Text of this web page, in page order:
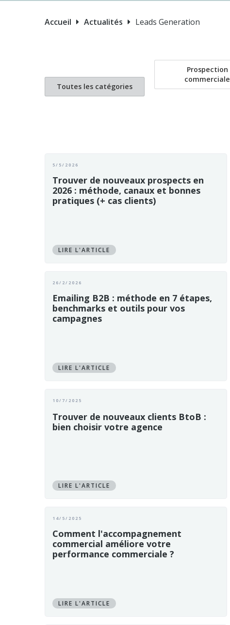
Accueil  Actualités  Leads Generation
Toutes les catégories
Prospection
commerciale
5/5/2026
Trouver de nouveaux prospects en
2026 : méthode, canaux et bonnes
pratiques (+ cas clients)
LIRE L'ARTICLE
26/2/2026
Emailing B2B : méthode en 7 étapes,
benchmarks et outils pour vos
campagnes
LIRE L'ARTICLE
10/7/2025
Trouver de nouveaux clients BtoB :
bien choisir votre agence
LIRE L'ARTICLE
14/5/2025
Comment l'accompagnement
commercial améliore votre
performance commerciale ?
LIRE L'ARTICLE